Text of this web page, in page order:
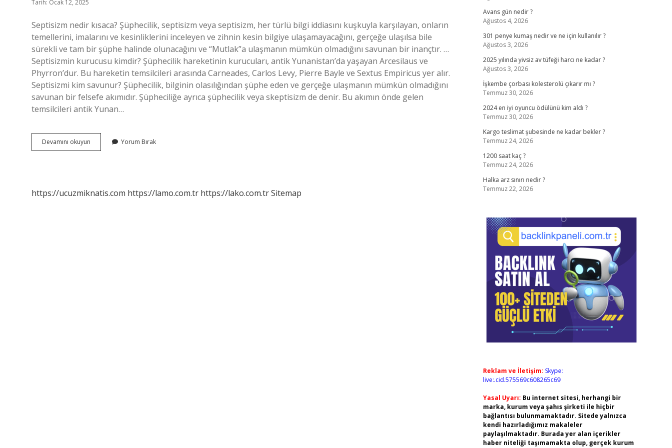
Tarih: Ocak 12, 2025
Septisizm nedir kısaca? Şüphecilik, septisizm veya septisizm, her türlü bilgi iddiasını kuşkuyla karşılayan, onların
temellerini, imalarını ve kesinliklerini inceleyen ve zihnin kesin bilgiye ulaşamayacağını, gerçeğe ulaşılsa bile
sürekli ve tam bir şüphe halinde olunacağını ve “Mutlak”a ulaşmanın mümkün olmadığını savunan bir inançtır. …
Septisizmin kurucusu kimdir? Şüphecilik hareketinin kurucuları, antik Yunanistan’da yaşayan Arcesilaus ve
Phyrron’dur. Bu hareketin temsilcileri arasında Carneades, Carlos Levy, Pierre Bayle ve Sextus Empiricus yer alır.
Septisizmi kim savunur? Şüphecilik, bilginin olasılığından şüphe eden ve gerçeğe ulaşmanın mümkün olmadığını
savunan bir felsefe akımıdır. Şüpheciliğe ayrıca şüphecilik veya skeptisizm de denir. Bu akımın önde gelen
temsilcileri antik Yunan…
Devamını okuyun Septisizm
Nedir
Yorum Bırak
https://ucuzmiknatis.com https://lamo.com.tr https://lako.com.trSitemap
Avans gün nedir ?
Ağustos 4, 2026
301 penye kumaş nedir ve ne için kullanılır ?
Ağustos 3, 2026
2025 yılında yivsiz av tüfeği harcı ne kadar ?
Ağustos 3, 2026
İşkembe çorbası kolesterolü çıkarır mı ?
Temmuz 30, 2026
2024 en iyi oyuncu ödülünü kim aldı ?
Temmuz 30, 2026
Kargo teslimat şubesinde ne kadar bekler ?
Temmuz 24, 2026
1200 saat kaç ?
Temmuz 24, 2026
Halka arz sınırı nedir ?
Temmuz 22, 2026
Reklam ve İletişim: Skype:
live:.cid.575569c608265c69
Yasal Uyarı: Bu internet sitesi, herhangi bir
marka, kurum veya şahıs şirketi ile hiçbir
bağlantısı bulunmamaktadır. Sitede yalnızca
kendi hazırladığımız makaleler
paylaşılmaktadır. Burada yer alan içerikler
haber niteliği taşımamakta olup, gerçek kurum